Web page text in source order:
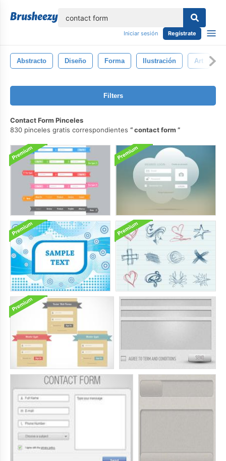
Iniciar sesión Regístrate
Abstracto Diseño Forma Ilustración Art
Filters
Contact Form Pinceles
830 pinceles gratis correspondientes
contact form